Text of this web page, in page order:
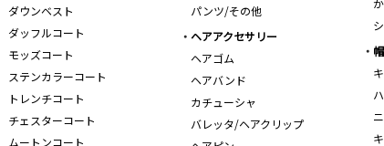
ダウンベスト
ダッフルコート
モッズコート
ステンカラーコート
トレンチコート
チェスターコート
ムートンコート
パンツ/その他
ヘアアクセサリー
ヘアゴム
ヘアバンド
カチューシャ
バレッタ/ヘアクリップ